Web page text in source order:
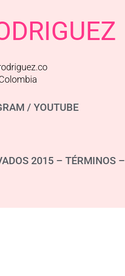
/ YOUTUBE
2015 – TÉRMINOS –